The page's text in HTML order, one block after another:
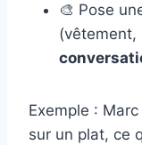
🎨 Pose
(vêtement,
Exemple :
sur un plat, ce